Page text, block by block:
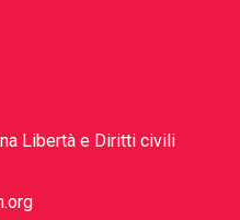
Libertà e Diritti civili